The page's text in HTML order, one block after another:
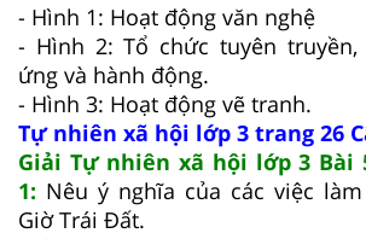
- Hình 1: Hoạt động văn nghệ
- Hình 2: Tổ chức tuyên
ứng và hành động.
- Hình 3: Hoạt động vẽ tranh.
Tự nhiên xã hội lớp 3 trang 26
Giải Tự nhiên xã hội lớp 3 Bài
1: Nêu ý nghĩa của các việc
Giờ Trái Đất.